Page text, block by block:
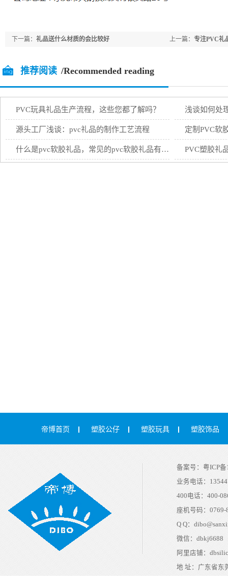
上一篇： 专注PVC礼
下一篇： 礼品送什么材质的会比较好
推荐阅读 /Recommended reading
PVC玩具礼品生产流程，这些您都了解吗？ 浅谈如何处
源头工厂浅谈：pvc礼品的制作工艺流程 定制PVC软
什么是pvc软胶礼品，常见的pvc软胶礼品有哪些？ PVC塑胶礼
帝博首页 塑胶公仔 塑胶玩具 塑胶饰品
备案号： 粤ICP
业务电话：
400电话： 400-
座机号码：0769-
Q Q：
微信： dbkj6688
阿里店铺：
地 址：广东省东